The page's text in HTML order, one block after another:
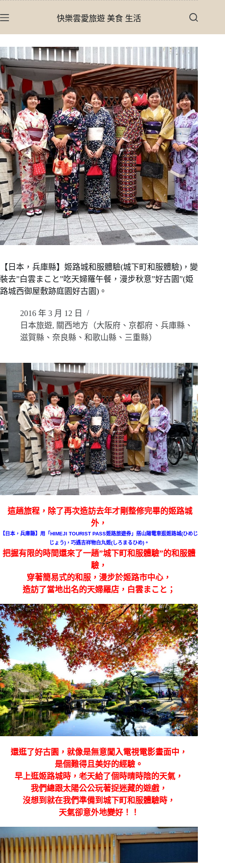
至
內
容
快樂雲愛旅遊 美食 生活
【日本，兵庫縣】姬路城和服體驗(城下町和服體驗)，變
裝去”白雲まこと”吃天婦羅午餐，漫步秋意”好古園”(姫
路城西御屋敷跡庭園好古園)。
2016 年 3 月 12 日
日本旅遊, 關西地方（大阪府、京都府、兵庫縣、
滋賀縣、奈良縣、和歌山縣、三重縣）
這趟旅程，除了再次造訪去年才剛整修完畢的姬路城
外，
【日本，兵庫縣】用「HIMEJI TOURIST PASS姬路旅遊券」搭山陽電車逛姬路城(ひめじ
じょう)，巧遇吉祥物白丸姬(しろまるひめ)。
把握有限的時間還來了一趟”城下町和服體驗”的和服體
驗，
穿著簡易式的和服，漫步於姬路市中心，
造訪了當地出名的天婦羅店，白雲まこと；
還逛了好古園，就像是無意闖入電視電影畫面中，
是個難得且美好的經驗。
早上逛姬路城時，老天給了個時晴時陰的天氣，
我們總跟太陽公公玩著捉迷藏的遊戲，
沒想到就在我們準備到城下町和服體驗時，
天氣卻意外地變好！！